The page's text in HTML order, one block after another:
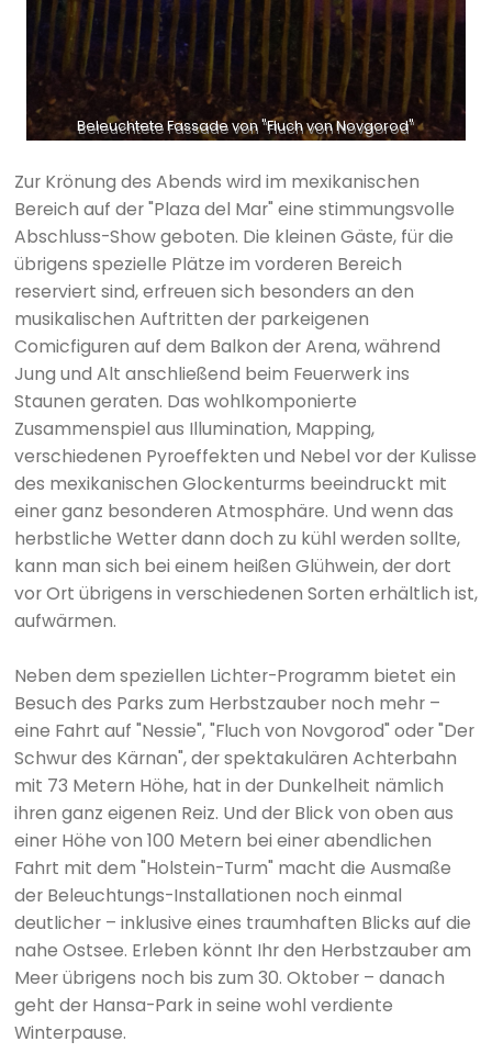
Beleuchtete Fassade von "Fluch von Novgorod"
Zur Krönung des Abends wird im mexikanischen
Bereich auf der "Plaza del Mar" eine stimmungsvolle
Abschluss-Show geboten. Die kleinen Gäste, für die
übrigens spezielle Plätze im vorderen Bereich
reserviert sind, erfreuen sich besonders an den
musikalischen Auftritten der parkeigenen
Comicfiguren auf dem Balkon der Arena, während
Jung und Alt anschließend beim Feuerwerk ins
Staunen geraten. Das wohlkomponierte
Zusammenspiel aus Illumination, Mapping,
verschiedenen Pyroeffekten und Nebel vor der Kulisse
des mexikanischen Glockenturms beeindruckt mit
einer ganz besonderen Atmosphäre. Und wenn das
herbstliche Wetter dann doch zu kühl werden sollte,
kann man sich bei einem heißen Glühwein, der dort
vor Ort übrigens in verschiedenen Sorten erhältlich ist,
aufwärmen.
Neben dem speziellen Lichter-Programm bietet ein
Besuch des Parks zum Herbstzauber noch mehr –
eine Fahrt auf "Nessie", "Fluch von Novgorod" oder "Der
Schwur des Kärnan", der spektakulären Achterbahn
mit 73 Metern Höhe, hat in der Dunkelheit nämlich
ihren ganz eigenen Reiz. Und der Blick von oben aus
einer Höhe von 100 Metern bei einer abendlichen
Fahrt mit dem "Holstein-Turm" macht die Ausmaße
der Beleuchtungs-Installationen noch einmal
deutlicher – inklusive eines traumhaften Blicks auf die
nahe Ostsee. Erleben könnt Ihr den Herbstzauber am
Meer übrigens noch bis zum 30. Oktober – danach
geht der Hansa-Park in seine wohl verdiente
Winterpause.